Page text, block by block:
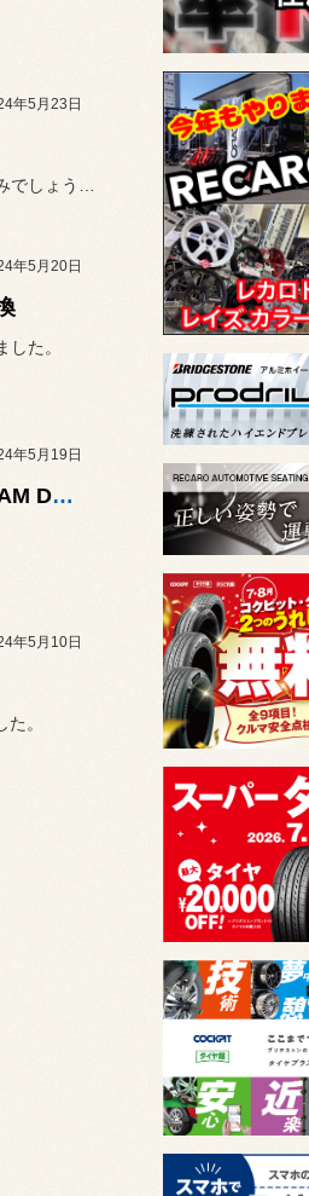
年5月23日
いつも閲覧ありがとうございます。 タイヤ交換はお済みでしょうか？今...
年5月20日
た。
年5月19日
2024年春ホイール装着事例 RAV4にTEAM DAYTONA M9＋
年5月10日
。